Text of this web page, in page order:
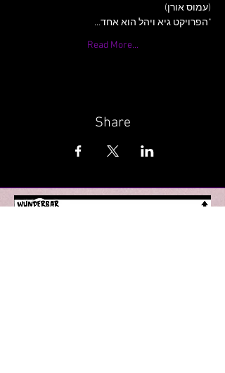
"הפרויקט גיא ויהל הוא אחד…
Read More...
Share